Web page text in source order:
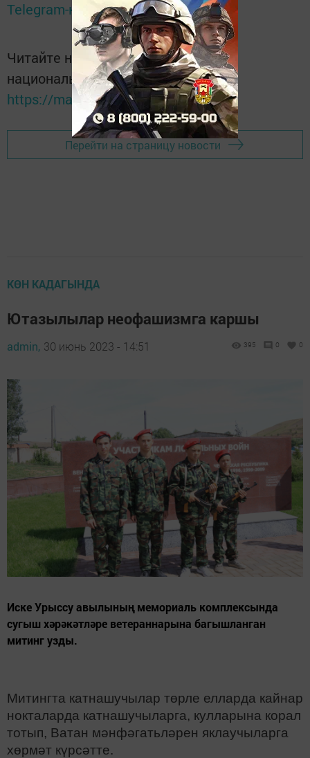
Telegram-каналеТатмедиа
Читайте новости Татарстана в
национальном мессенджере MАХ:
https://max.ru/tatmedia
Перейти на страницу новости
КӨН КАДАГЫНДА
Ютазылылар неофашизмга каршы
admin, 30 июнь 2023 - 14:51 395 0 0
Иске Урыссу авылының мемориаль комплексында
сугыш хәрәкәтләре ветераннарына багышланган
митинг узды.
Митингта катнашучылар төрле елларда кайнар
нокталарда катнашучыларга, кулларына корал
тотып, Ватан мәнфәгатьләрен яклаучыларга
хөрмәт күрсәтте.